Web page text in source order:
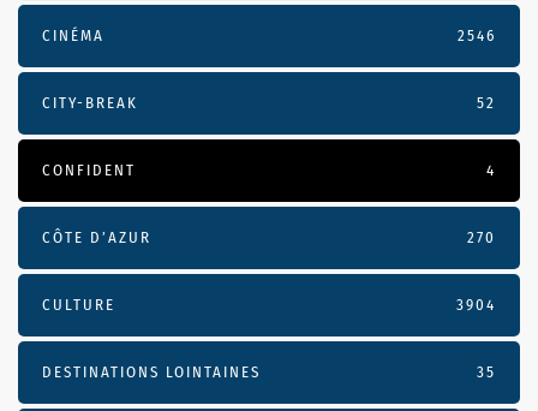
CINÉMA 2546
CITY-BREAK 52
CONFIDENT 4
CÔTE D’AZUR 270
CULTURE 3904
DESTINATIONS LOINTAINES 35